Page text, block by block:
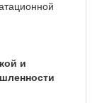
и